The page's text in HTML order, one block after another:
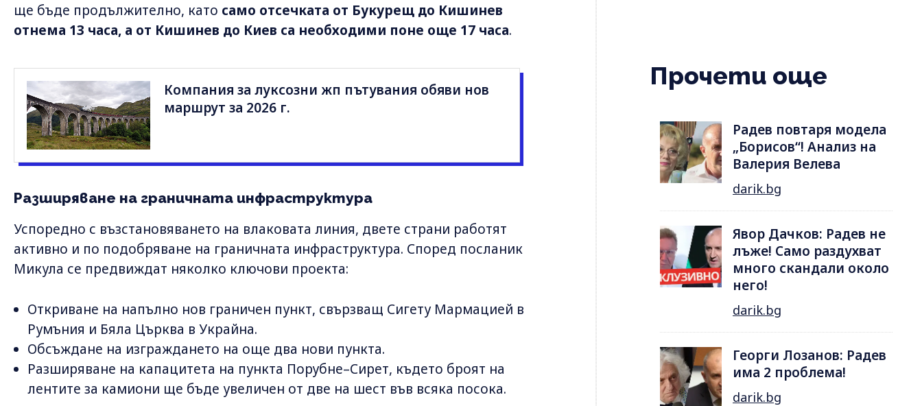
ще бъде продължително, като само отсечката от Букурещ до Кишинев
отнема 13 часа, а от Кишинев до Киев са необходими поне още 17 часа.
Компания за луксозни жп пътувания обяви нов
маршрут за 2026 г.
Разширяване на граничната инфраструктура
Успоредно с възстановяването на влаковата линия, двете страни работят
активно и по подобряване на граничната инфраструктура. Според посланик
Микула се предвиждат няколко ключови проекта:
Откриване на напълно нов граничен пункт, свързващ Сигету Мармацией в
Румъния и Бяла Църква в Украйна.
Обсъждане на изграждането на още два нови пункта.
Разширяване на капацитета на пункта Порубне–Сирет, където броят на
лентите за камиони ще бъде увеличен от две на шест във всяка посока.
Прочети още
Радев повтаря модела
„Борисов“! Анализ на
Валерия Велева
darik.bg
Явор Дачков: Радев не
лъже! Само раздухват
много скандали около
него!
darik.bg
Георги Лозанов: Радев
има 2 проблема!
darik.bg